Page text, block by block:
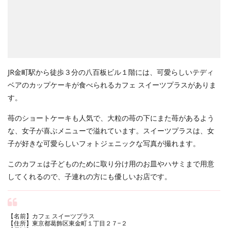
JR金町駅から徒歩３分の八百板ビル１階には、可愛らしいテディ
ベアのカップケーキが食べられるカフェ スイーツプラスがありま
す。
苺のショートケーキも人気で、大粒の苺の下にまた苺があるよう
な、女子が喜ぶメニューで溢れています。スイーツプラスは、女
子が好きな可愛らしいフォトジェニックな写真が撮れます。
このカフェは子どものために取り分け用のお皿やハサミまで用意
してくれるので、子連れの方にも優しいお店です。
【名前】カフェ スイーツプラス
【住所】東京都葛飾区東金町１丁目２７−２